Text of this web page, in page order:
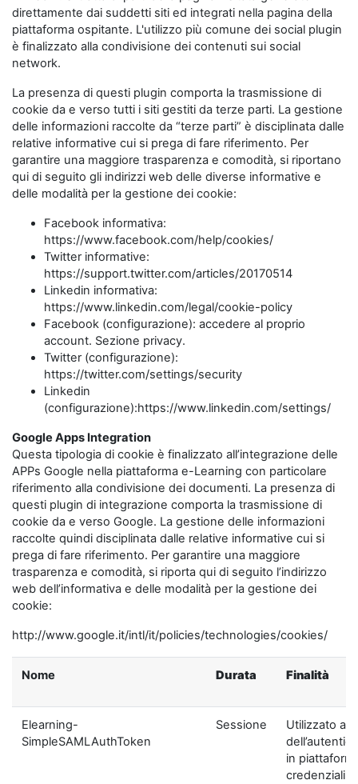
direttamente dai suddetti siti ed integrati nella pagina della
piattaforma ospitante. L'utilizzo più comune dei social plugin
è finalizzato alla condivisione dei contenuti sui social
network.
La presenza di questi plugin comporta la trasmissione di
cookie da e verso tutti i siti gestiti da terze parti. La gestione
delle informazioni raccolte da “terze parti” è disciplinata dalle
relative informative cui si prega di fare riferimento. Per
garantire una maggiore trasparenza e comodità, si riportano
qui di seguito gli indirizzi web delle diverse informative e
delle modalità per la gestione dei cookie:
Facebook informativa:
https://www.facebook.com/help/cookies/
Twitter informative:
https://support.twitter.com/articles/20170514
Linkedin informativa:
https://www.linkedin.com/legal/cookie-policy
Facebook (configurazione): accedere al proprio
account. Sezione privacy.
Twitter (configurazione):
https://twitter.com/settings/security
Linkedin
(configurazione):https://www.linkedin.com/settings/
Google Apps Integration
Questa tipologia di cookie è finalizzato all’integrazione delle
APPs Google nella piattaforma e-Learning con particolare
riferimento alla condivisione dei documenti. La presenza di
questi plugin di integrazione comporta la trasmissione di
cookie da e verso Google. La gestione delle informazioni
raccolte quindi disciplinata dalle relative informative cui si
prega di fare riferimento. Per garantire una maggiore
trasparenza e comodità, si riporta qui di seguito l’indirizzo
web dell’informativa e delle modalità per la gestione dei
cookie:
http://www.google.it/intl/it/policies/technologies/cookies/
Nome Durata Finalità
Elearning-
SimpleSAMLAuthToken
Sessione
Utilizzato ai
in
credenziali di